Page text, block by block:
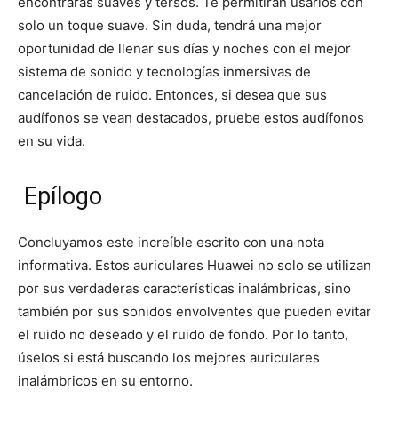
solo un toque suave. Sin duda, tendrá una mejor
oportunidad de llenar sus días y noches con el mejor
sistema de sonido y tecnologías inmersivas de
cancelación de ruido. Entonces, si desea que sus
audífonos se vean destacados, pruebe estos audífonos
en su vida.
Epílogo
Concluyamos este increíble escrito con una nota
informativa. Estos auriculares Huawei no solo se utilizan
por sus verdaderas características inalámbricas, sino
también por sus sonidos envolventes que pueden evitar
el ruido no deseado y el ruido de fondo. Por lo tanto,
úselos si está buscando los mejores auriculares
inalámbricos en su entorno.